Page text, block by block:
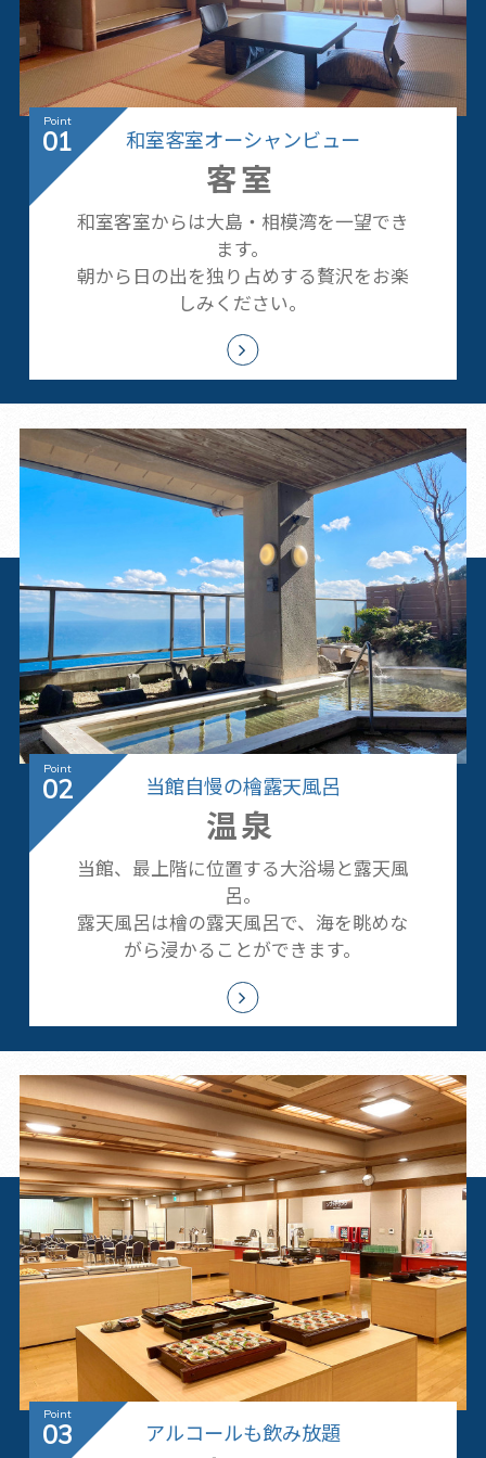
01 和室客室オーシャンビュー
客室
和室客室からは大島・相模湾を一望でき
ます。
朝から日の出を独り占めする贅沢をお楽
しみください。
02 当館自慢の檜露天風呂
温泉
当館、最上階に位置する大浴場と露天風
呂。
露天風呂は檜の露天風呂で、海を眺めな
がら浸かることができます。
03 アルコールも飲み放題